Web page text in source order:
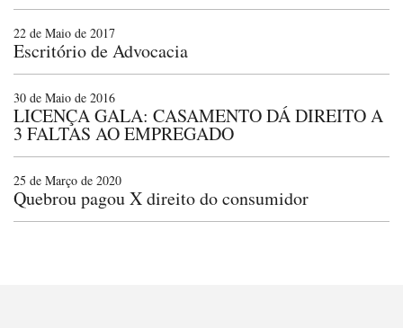
22 de Maio de 2017
Escritório de Advocacia
30 de Maio de 2016
LICENÇA GALA: CASAMENTO DÁ DIREITO A
3 FALTAS AO EMPREGADO
25 de Março de 2020
Quebrou pagou X direito do consumidor